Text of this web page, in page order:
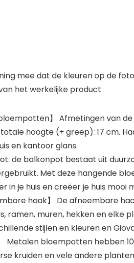
mee dat de kleuren op de
het werkelijke product
】 Afmetingen van
hoogte (+ greep): 17 cm.
en kantoor glans.
de balkonpot bestaat uit
Met deze hangende
in je huis en creëer je huis
haak】 De afneembare
ramen, muren, hekken en
stijlen en kleuren en
Metalen bloempotten hebben
kruiden en vele andere